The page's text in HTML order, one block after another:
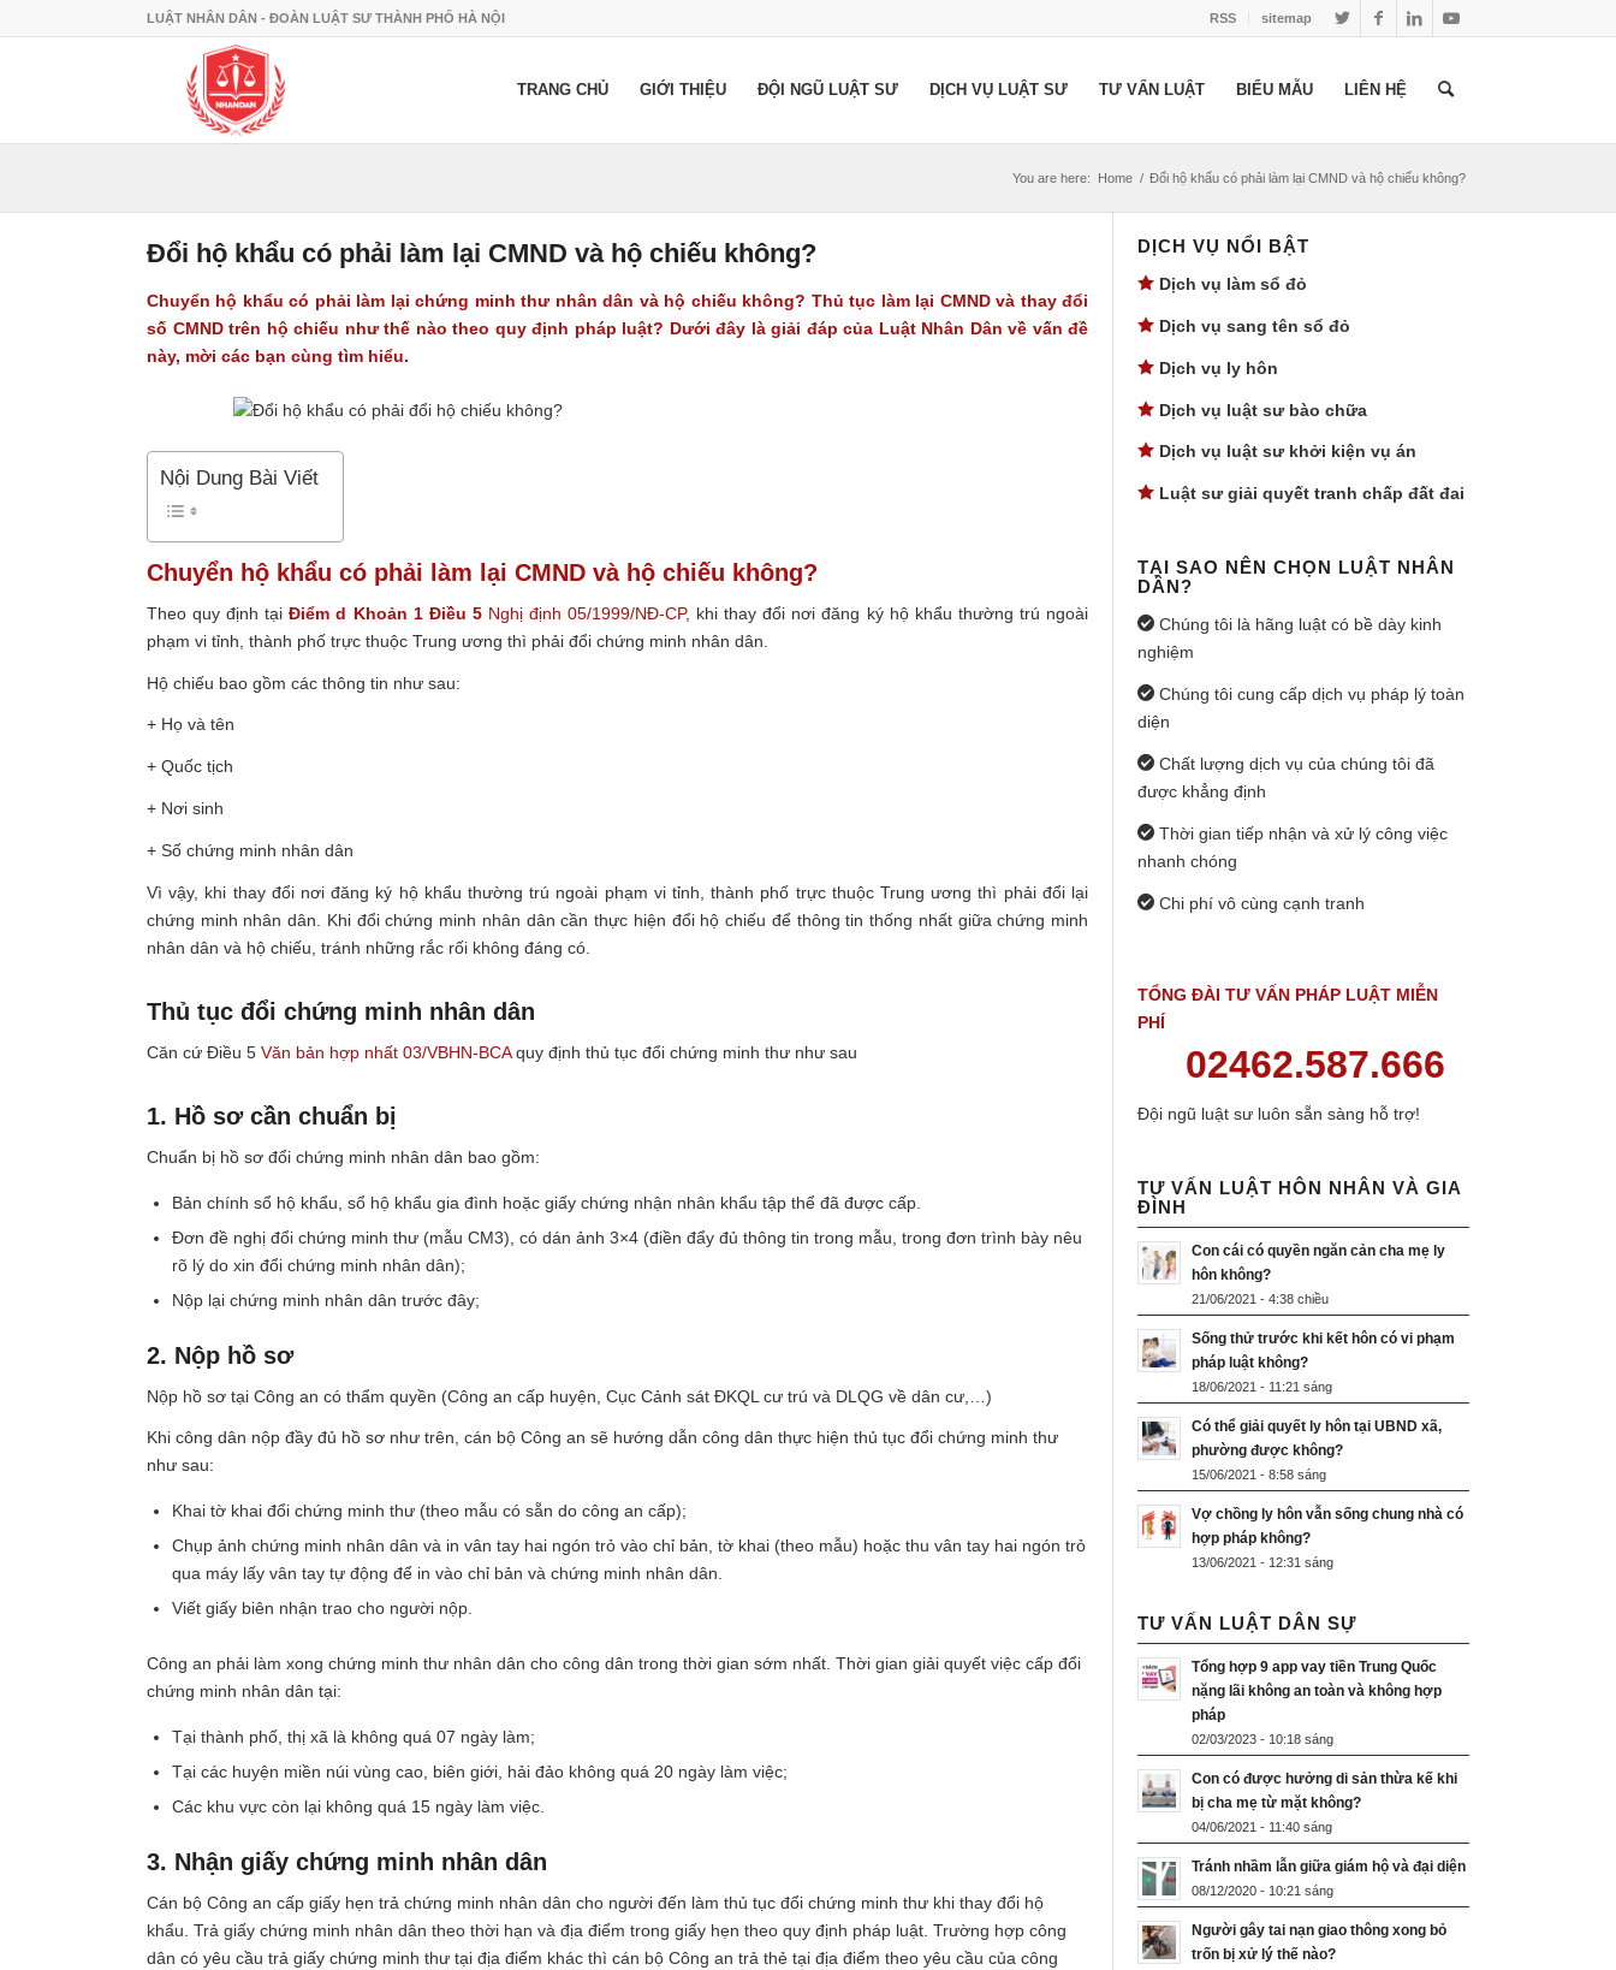
RSS sitemap
LUẬT NHÂN DÂN - ĐOÀN LUẬT SƯ THÀNH PHỐ HÀ NỘI
TRANG CHỦ GIỚI THIỆU ĐỘI NGŨ LUẬT SƯ DỊCH VỤ LUẬT SƯ TƯ VẤN LUẬT BIỂU MẪU LIÊN HỆ
You are here: Home / Đổi hộ khẩu có phải làm lại CMND và hộ chiếu không?
Đổi hộ khẩu có phải làm lại CMND và hộ chiếu không?
Chuyển hộ khẩu có phải làm lại chứng minh thư nhân dân và hộ chiếu không? Thủ tục làm lại CMND và thay đổi
số CMND trên hộ chiếu như thế nào theo quy định pháp luật? Dưới đây là giải đáp của Luật Nhân Dân về vấn đề
này, mời các bạn cùng tìm hiểu.
Nội Dung Bài Viết
Chuyển hộ khẩu có phải làm lại CMND và hộ chiếu không?
Theo quy định tạiĐiểm d Khoản 1 Điều 5Nghị định 05/1999/NĐ-CP, khi thay đổi nơi đăng ký hộ khẩu thường trú ngoài
phạm vi tỉnh, thành phố trực thuộc Trung ương thì phải đổi chứng minh nhân dân.
Hộ chiếu bao gồm các thông tin như sau:
+ Họ và tên
+ Quốc tịch
+ Nơi sinh
+ Số chứng minh nhân dân
Vì vậy, khi thay đổi nơi đăng ký hộ khẩu thường trú ngoài phạm vi tỉnh, thành phố trực thuộc Trung ương thì phải đổi lại
chứng minh nhân dân. Khi đổi chứng minh nhân dân cần thực hiện đổi hộ chiếu để thông tin thống nhất giữa chứng minh
nhân dân và hộ chiếu, tránh những rắc rối không đáng có.
Thủ tục đổi chứng minh nhân dân
Căn cứ Điều 5 Văn bản hợp nhất 03/VBHN-BCAquy định thủ tục đổi chứng minh thư như sau
1. Hồ sơ cần chuẩn bị
Chuẩn bị hồ sơ đổi chứng minh nhân dân bao gồm:
Bản chính sổ hộ khẩu, sổ hộ khẩu gia đình hoặc giấy chứng nhận nhân khẩu tập thể đã được cấp.
Đơn đề nghị đổi chứng minh thư (mẫu CM3), có dán ảnh 3×4 (điền đẩy đủ thông tin trong mẫu, trong đơn trình bày nêu
rõ lý do xin đổi chứng minh nhân dân);
Nộp lại chứng minh nhân dân trước đây;
2. Nộp hồ sơ
Nộp hồ sơ tại Công an có thẩm quyền (Công an cấp huyện, Cục Cảnh sát ĐKQL cư trú và DLQG về dân cư,…)
Khi công dân nộp đầy đủ hồ sơ như trên, cán bộ Công an sẽ hướng dẫn công dân thực hiện thủ tục đổi chứng minh thư
như sau:
Khai tờ khai đổi chứng minh thư (theo mẫu có sẵn do công an cấp);
Chụp ảnh chứng minh nhân dân và in vân tay hai ngón trỏ vào chỉ bản, tờ khai (theo mẫu) hoặc thu vân tay hai ngón trỏ
qua máy lấy vân tay tự động để in vào chỉ bản và chứng minh nhân dân.
Viết giấy biên nhận trao cho người nộp.
Công an phải làm xong chứng minh thư nhân dân cho công dân trong thời gian sớm nhất. Thời gian giải quyết việc cấp đổi
chứng minh nhân dân tại:
Tại thành phố, thị xã là không quá 07 ngày làm;
Tại các huyện miền núi vùng cao, biên giới, hải đảo không quá 20 ngày làm việc;
Các khu vực còn lại không quá 15 ngày làm việc.
3. Nhận giấy chứng minh nhân dân
Cán bộ Công an cấp giấy hẹn trả chứng minh nhân dân cho người đến làm thủ tục đổi chứng minh thư khi thay đổi hộ
khẩu. Trả giấy chứng minh nhân dân theo thời hạn và địa điểm trong giấy hẹn theo quy định pháp luật. Trường hợp công
dân có yêu cầu trả giấy chứng minh thư tại địa điểm khác thì cán bộ Công an trả thẻ tại địa điểm theo yêu cầu của công
DỊCH VỤ NỔI BẬT
Dịch vụ làm sổ đỏ
Dịch vụ sang tên sổ đỏ
Dịch vụ ly hôn
Dịch vụ luật sư bào chữa
Dịch vụ luật sư khởi kiện vụ án
Luật sư giải quyết tranh chấp đất đai
TẠI SAO NÊN CHỌN LUẬT NHÂN
DÂN?
Chúng tôi là hãng luật có bề dày kinh
nghiệm
Chúng tôi cung cấp dịch vụ pháp lý toàn
diện
Chất lượng dịch vụ của chúng tôi đã
được khẳng định
Thời gian tiếp nhận và xử lý công việc
nhanh chóng
Chi phí vô cùng cạnh tranh
TỔNG ĐÀI TƯ VẤN PHÁP LUẬT MIỄN
PHÍ
02462.587.666
Đội ngũ luật sư luôn sẵn sàng hỗ trợ!
TƯ VẤN LUẬT HÔN NHÂN VÀ GIA
ĐÌNH
Con cái có quyền ngăn cản cha mẹ ly
hôn không?
21/06/2021 - 4:38 chiều
Sống thử trước khi kết hôn có vi phạm
pháp luật không?
18/06/2021 - 11:21 sáng
Có thể giải quyết ly hôn tại UBND xã,
phường được không?
15/06/2021 - 8:58 sáng
Vợ chồng ly hôn vẫn sống chung nhà có
hợp pháp không?
13/06/2021 - 12:31 sáng
TƯ VẤN LUẬT DÂN SỰ
Tổng hợp 9 app vay tiền Trung Quốc
nặng lãi không an toàn và không hợp
pháp
02/03/2023 - 10:18 sáng
Con có được hưởng di sản thừa kế khi
bị cha mẹ từ mặt không?
04/06/2021 - 11:40 sáng
Tránh nhầm lẫn giữa giám hộ và đại diện
08/12/2020 - 10:21 sáng
Người gây tai nạn giao thông xong bỏ
trốn bị xử lý thế nào?